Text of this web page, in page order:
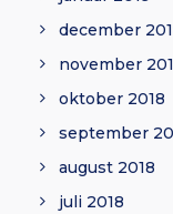
december
november
oktober 2018
september
august 2018
juli 2018